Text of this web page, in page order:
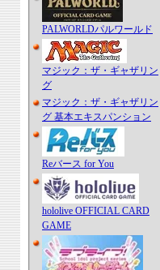
PALWORLDパルワールド
マジック：ザ・ギャザリン
グ
マジック：ザ・ギャザリン
グ 基本エキスパンション
Reバース for You
hololive OFFICIAL CARD
GAME